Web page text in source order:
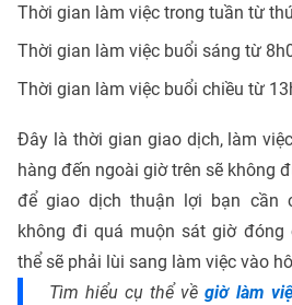
Thời gian làm việc trong tuần từ
Thời gian làm việc buổi sáng từ
Thời gian làm việc buổi chiều từ
Đây là thời gian giao dịch, làm
hàng đến ngoài giờ trên sẽ không
để giao dịch thuận lợi bạn cần
không đi quá muộn sát giờ đóng
thể sẽ phải lùi sang làm việc vào
Tìm hiểu cụ thể về giờ làm